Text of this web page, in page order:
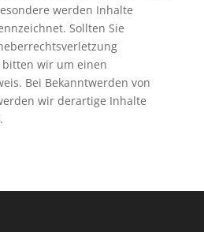
werden Inhalte
Sollten Sie
wir um einen
Bei Bekanntwerden von
wir derartige Inhalte